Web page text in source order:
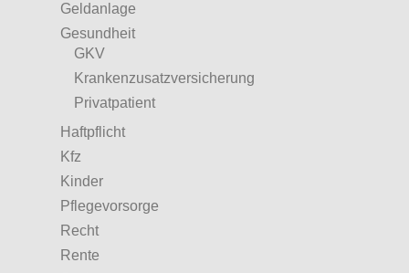
Geldanlage
Gesundheit
GKV
Krankenzusatzversicherung
Privatpatient
Haftpflicht
Kfz
Kinder
Pflegevorsorge
Recht
Rente